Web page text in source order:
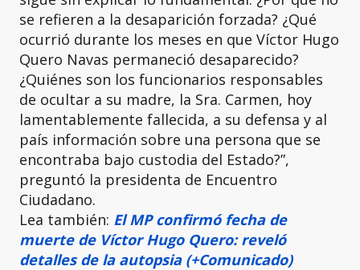
se refieren a la desaparición forzada? ¿Qué
ocurrió durante los meses en que Víctor Hugo
Quero Navas permaneció desaparecido?
¿Quiénes son los funcionarios responsables
de ocultar a su madre, la Sra. Carmen, hoy
lamentablemente fallecida, a su defensa y al
país información sobre una persona que se
encontraba bajo custodia del Estado?”,
preguntó la presidenta de Encuentro
Ciudadano.
Lea también: El MP confirmó fecha de
muerte de Víctor Hugo Quero: reveló
detalles de la autopsia (+Comunicado)